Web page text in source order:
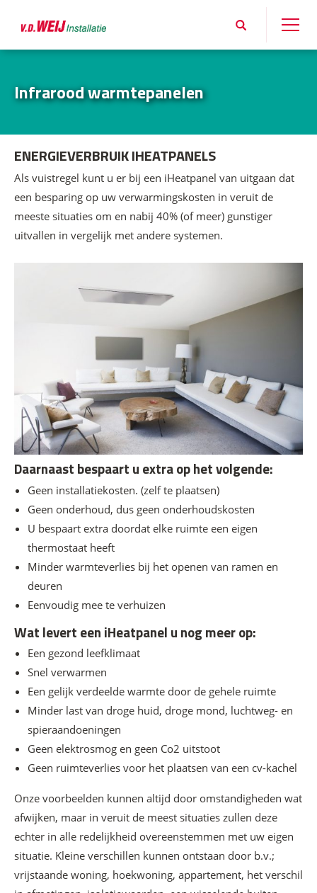
Infrarood warmtepanelen
ENERGIEVERBRUIK IHEATPANELS
Als vuistregel kunt u er bij een iHeatpanel van uitgaan dat
een besparing op uw verwarmingskosten in veruit de
meeste situaties om en nabij 40% (of meer) gunstiger
uitvallen in vergelijk met andere systemen.
Daarnaast bespaart u extra op het volgende:
Geen installatiekosten. (zelf te plaatsen)
Geen onderhoud, dus geen onderhoudskosten
U bespaart extra doordat elke ruimte een eigen
thermostaat heeft
Minder warmteverlies bij het openen van ramen en
deuren
Eenvoudig mee te verhuizen
Wat levert een iHeatpanel u nog meer op:
Een gezond leefklimaat
Snel verwarmen
Een gelijk verdeelde warmte door de gehele ruimte
Minder last van droge huid, droge mond, luchtweg- en
spieraandoeningen
Geen elektrosmog en geen Co2 uitstoot
Geen ruimteverlies voor het plaatsen van een cv-kachel
Onze voorbeelden kunnen altijd door omstandigheden wat
afwijken, maar in veruit de meest situaties zullen deze
echter in alle redelijkheid overeenstemmen met uw eigen
situatie. Kleine verschillen kunnen ontstaan door b.v.;
vrijstaande woning, hoekwoning, appartement, het verschil